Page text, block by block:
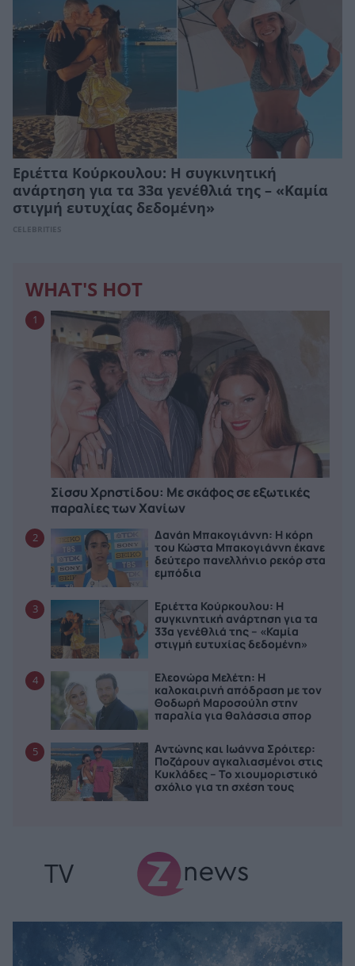
Εριέττα Κούρκουλου: Η συγκινητική
ανάρτηση για τα 33α γενέθλιά της – «Καμία
στιγμή ευτυχίας δεδομένη»
CELEBRITIES
WHAT'S HOT
1
Σίσσυ Χρηστίδου: Με σκάφος σε εξωτικές
παραλίες των Χανίων
2
Δανάη Μπακογιάννη: Η κόρη
του Κώστα Μπακογιάννη έκανε
δεύτερο πανελλήνιο ρεκόρ στα
εμπόδια
3
Εριέττα Κούρκουλου: Η
συγκινητική ανάρτηση για τα
33α γενέθλιά της – «Καμία
στιγμή ευτυχίας δεδομένη»
4
Ελεονώρα Μελέτη: Η
καλοκαιρινή απόδραση με τον
Θοδωρή Μαροσούλη στην
παραλία για θαλάσσια σπορ
5
Αντώνης και Ιωάννα Σρόιτερ:
Ποζάρουν αγκαλιασμένοι στις
Κυκλάδες – Το χιουμοριστικό
σχόλιο για τη σχέση τους
TV